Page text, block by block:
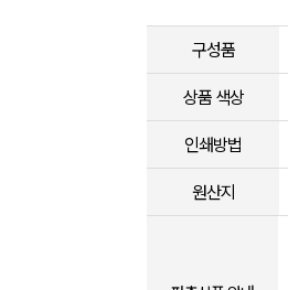
구성품
상품 색상
인쇄방법
원산지